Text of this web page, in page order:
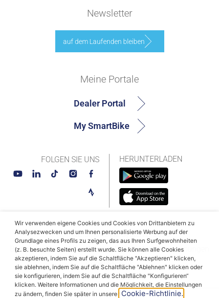
Newsletter
auf dem Laufenden bleiben
HERUNTERLADEN
Meine Portale
Dealer Portal
My SmartBike
FOLGEN SIE UNS
© MAHLE SmartBike Systems 2026
Bedingungen und KonditionenDatenschutzbestimmungen
Cookie-Politik
Wir verwenden eigene Cookies und Cookies von Drittanbietern zu
Analysezwecken und um Ihnen personalisierte Werbung auf der
Grundlage eines Profils zu zeigen, das aus Ihren Surfgewohnheiten
(z. B. besuchte Seiten) erstellt wurde. Sie können alle Cookies
akzeptieren, indem Sie auf die Schaltfläche "Akzeptieren" klicken,
sie ablehnen, indem Sie auf die Schaltfläche "Ablehnen" klicken oder
sie konfigurieren, indem Sie auf die Schaltfläche "Konfigurieren“
klicken. Weitere Informationen und die Möglichkeit, die Einstellungen
zu ändern, finden Sie später in unserer Cookie-Richtlinie.